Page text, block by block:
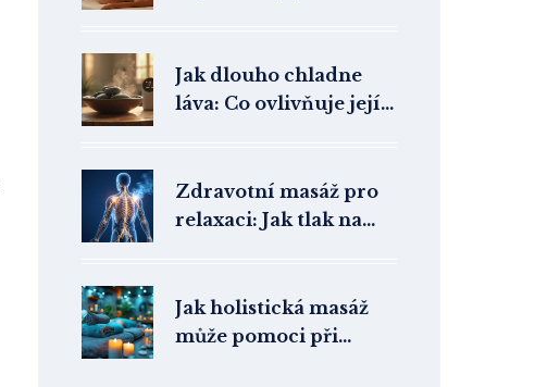
Jak dlouho chladne
láva: Co ovlivňuje její
Zdravotní masáž pro
relaxaci: Jak tlak na
Jak holistická masáž
může pomoci při